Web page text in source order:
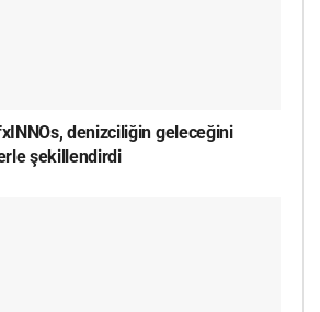
denizciliğin geleceğini
şekillendirdi